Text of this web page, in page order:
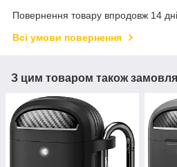
Повернення товару впродовж 14
Всі умови повернення
З цим товаром також